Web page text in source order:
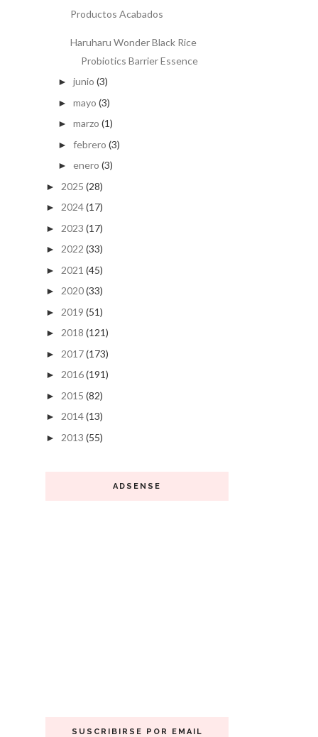
Productos Acabados
Haruharu Wonder Black Rice
Probiotics Barrier Essence
► junio (3)
► mayo (3)
► marzo (1)
► febrero (3)
► enero (3)
► 2025 (28)
► 2024(17)
► 2023 (17)
► 2022 (33)
► 2021 (45)
► 2020(33)
► 2019 (51)
► 2018 (121)
► 2017(173)
► 2016(191)
► 2015 (82)
► 2014(13)
► 2013 (55)
ADSENSE
SUSCRIBIRSE POR EMAIL